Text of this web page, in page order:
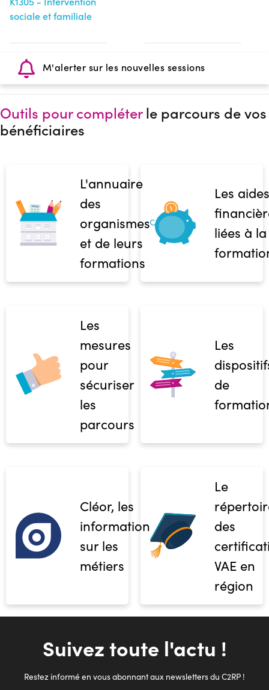
sociale et familiale
M'alerter sur les nouvelles sessions
Outils pour compléterle parcours de vos
bénéficiaires
L'annuaire
des
organismes
et de leurs
formations
Les aides
liées à la
Les
mesures
pour
sécuriser
les
parcours
Les
de
Cléor, les
informations
sur les
métiers
Le
des
VAE en
région
Suivez toute l'actu !
Restez informé en vous abonnant aux newsletters du C2RP !